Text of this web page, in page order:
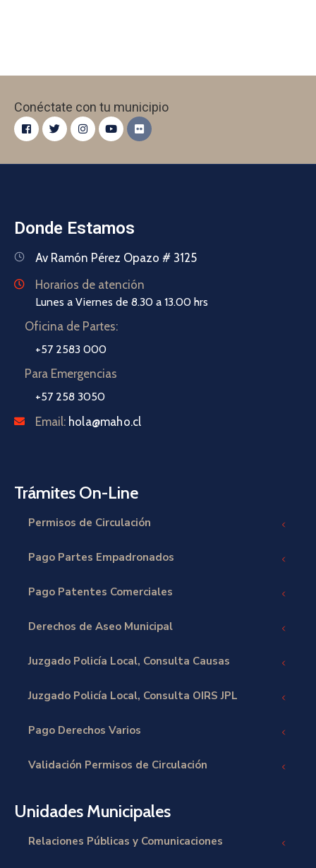
Conéctate con tu municipio
Donde Estamos
Av Ramón Pérez Opazo # 3125
Horarios de atención
Lunes a Viernes de 8.30 a 13.00 hrs
Oficina de Partes:
+57 2583 000
Para Emergencias
+57 258 3050
Email: hola@maho.cl
Trámites On-Line
Permisos de Circulación
Pago Partes Empadronados
Pago Patentes Comerciales
Derechos de Aseo Municipal
Juzgado Policía Local, Consulta Causas
Juzgado Policía Local, Consulta OIRS JPL
Pago Derechos Varios
Validación Permisos de Circulación
Unidades Municipales
Relaciones Públicas y Comunicaciones